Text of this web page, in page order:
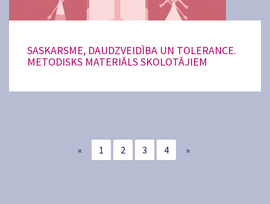
SASKARSME, DAUDZVEIDĪBA UN TOLERANCE.
METODISKS MATERIĀLS SKOLOTĀJIEM
« 1 2 3 4 »